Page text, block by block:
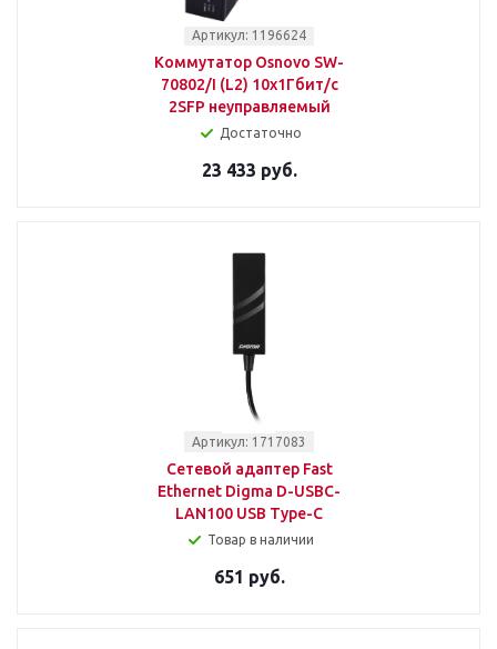
Артикул: 1196624
Коммутатор Osnovo SW-
70802/I (L2) 10x1Гбит/с
2SFP неуправляемый
Достаточно
23 433 руб.
Артикул: 1717083
Сетевой адаптер Fast
Ethernet Digma D-USBC-
LAN100 USB Type-C
Товар в наличии
651 руб.